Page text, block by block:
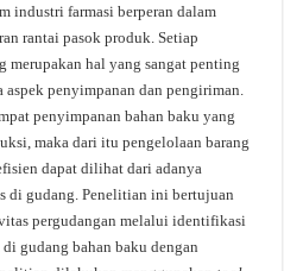
industri farmasi berperan dalam
rantai pasok produk. Setiap
hal yang sangat penting
penyimpanan dan pengiriman.
penyimpanan bahan baku yang
maka dari itu pengelolaan barang
dapat dilihat dari adanya
di gudang. Penelitian ini bertujuan
pergudangan melalui identifikasi
gudang bahan baku dengan